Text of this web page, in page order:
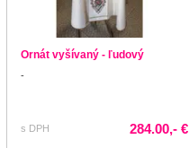
Ornát vyšívaný - ľudový
-
s DPH 284.00,- €